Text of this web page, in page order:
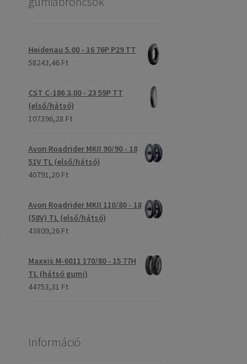
Heidenau 5.00 - 16 76P P29 TT
58243,46 Ft
CST C-186 3.00 - 23 59P TT
(első/hátsó)
107396,28 Ft
Avon Roadrider MKII 90/90 - 18
51V TL (első/hátsó)
40791,20 Ft
Avon Roadrider MKII 110/80 - 18
(58V) TL (első/hátsó)
43809,26 Ft
Maxxis M-6011 170/80 - 15 77H
TL (hátsó gumi)
44753,31 Ft
Információ